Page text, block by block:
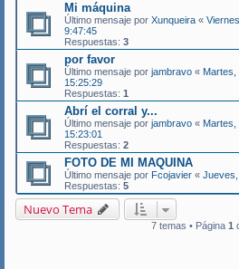
Mi máquina
Último mensaje por Xunqueira «
9:47:45
Respuestas: 3
por favor
Último mensaje por jambravo « Martes,
15:25:29
Respuestas: 1
Abrí el corral y...
Último mensaje por jambravo « Martes,
15:23:01
Respuestas: 2
FOTO DE MI MAQUINA
Último mensaje por Fcojavier « Jueves,
Respuestas: 5
Nuevo Tema
7 temas • Página 1